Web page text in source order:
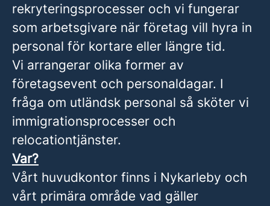
rekryteringsprocesser och vi fungerar
som arbetsgivare när företag vill hyra in
personal för kortare eller längre tid.
Vi arrangerar olika former av
företagsevent och personaldagar. I
fråga om utländsk personal så sköter vi
immigrationsprocesser och
relocationtjänster.
Var?
Vårt huvudkontor finns i Nykarleby och
vårt primära område vad gäller